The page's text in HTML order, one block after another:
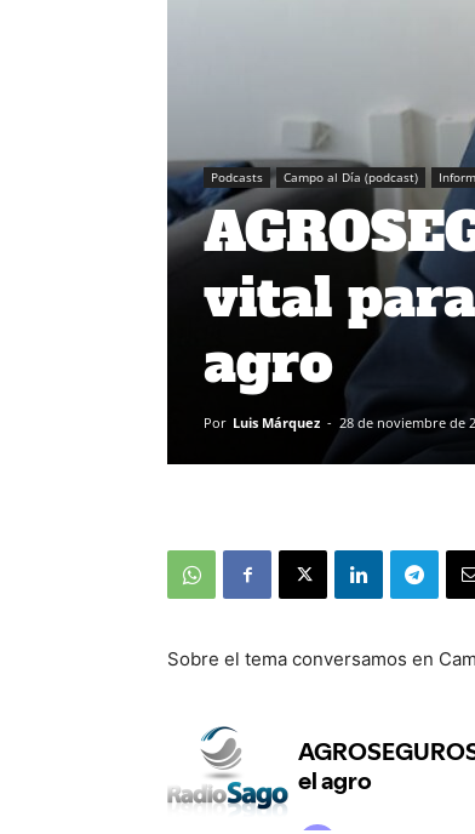
Podcasts Campo al Día (podcast)
vital
agro
Por Luis Márquez - 28 de noviembre de
Sobre el tema conversamos en